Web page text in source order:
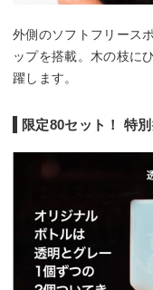
外側のソフトフリース
ップを搭載。木の枝に
躍します。
限定80セット！ 特